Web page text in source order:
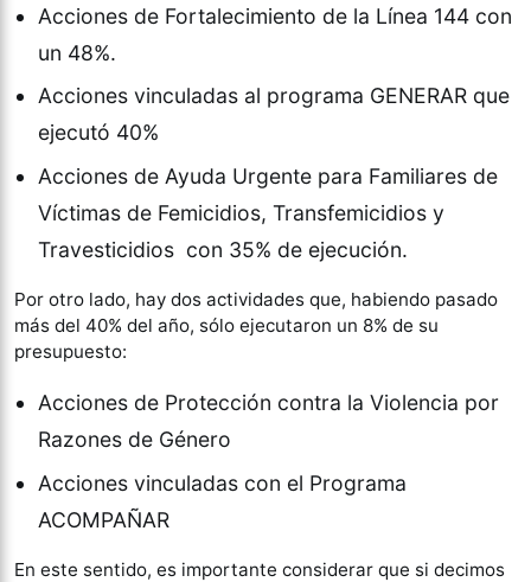
Acciones de Fortalecimiento de la Línea 144 con
un 48%.
Acciones vinculadas al programa GENERAR que
ejecutó 40%
Acciones de Ayuda Urgente para Familiares de
Víctimas de Femicidios, Transfemicidios y
Travesticidios con 35% de ejecución.
Por otro lado, hay dos actividades que, habiendo pasado
más del 40% del año, sólo ejecutaron un 8% de su
presupuesto:
Acciones de Protección contra la Violencia por
Razones de Género
Acciones vinculadas con el Programa
ACOMPAÑAR
En este sentido, es importante considerar que si decimos